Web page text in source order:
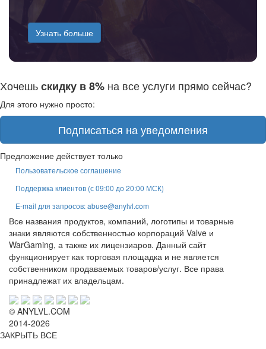
Узнать больше
Хочешьскидку в 8% на все услуги прямо сейчас?
Для этого нужно просто:
Подписаться на уведомления
Предложение действует только
Пользовательское соглашение
Поддержка клиентов (с 09:00 до 20:00 МСК)
E-mail для запросов: abuse@anylvl.com
Все названия продуктов, компаний, логотипы и товарные
знаки являются собственностью корпораций Valve и
WarGaming, а также их лицензиаров. Данный сайт
функционирует как торговая площадка и не является
собственником продаваемых товаров/услуг. Все права
принадлежат их владельцам.
© ANYLVL.COM
2014-2026
ЗАКРЫТЬ ВСЕ